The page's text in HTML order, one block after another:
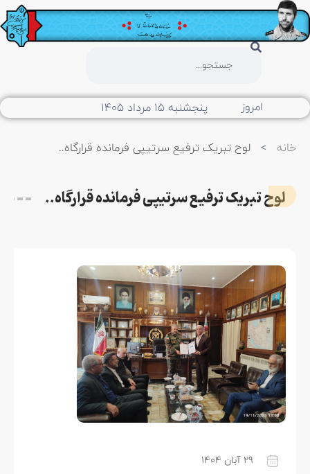
امروز پنجشنبه ۱۵ مرداد ۱۴۰۵
خانه > لوح تبریک ترفیع سرتیپی فرمانده قرارگاه..
لوح تبریک ترفیع سرتیپی فرمانده قرارگاه..
۲۹ آبان ۱۴۰۴